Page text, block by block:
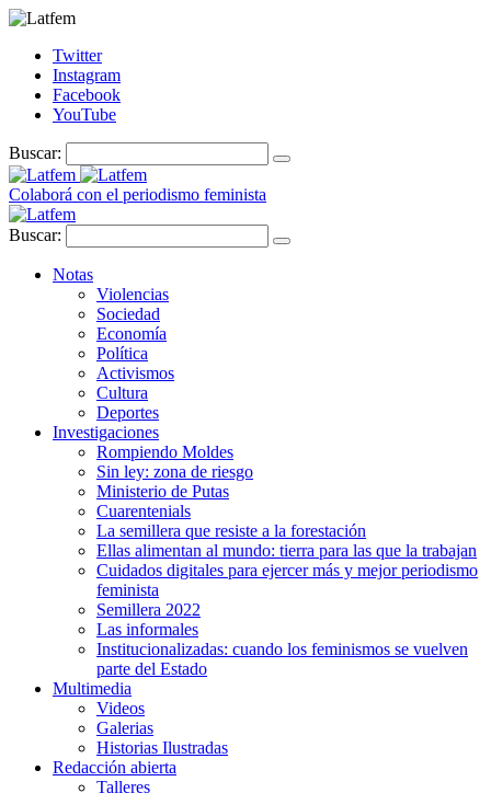
Twitter
Instagram
Facebook
YouTube
Buscar:
Colaborá con el periodismo feminista
Buscar:
Notas
Violencias
Sociedad
Economía
Política
Activismos
Cultura
Deportes
Investigaciones
Rompiendo Moldes
Sin ley: zona de riesgo
Ministerio de Putas
Cuarentenials
La semillera que resiste a la forestación
Ellas alimentan al mundo: tierra para las que la trabajan
Cuidados digitales para ejercer más y mejor periodismo
feminista
Semillera 2022
Las informales
Institucionalizadas: cuando los feminismos se vuelven
parte del Estado
Multimedia
Videos
Galerias
Historias Ilustradas
Redacción abierta
Talleres